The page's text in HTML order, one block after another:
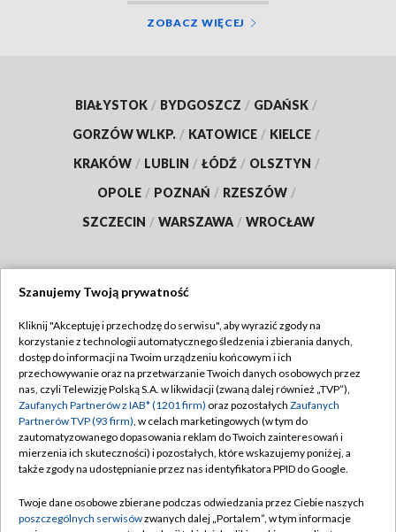
ZOBACZ WIĘCEJ
BIAŁYSTOK / BYDGOSZCZ / GDAŃSK /
GORZÓW WLKP. / KATOWICE / KIELCE /
KRAKÓW / LUBLIN / ŁÓDŹ / OLSZTYN /
OPOLE / POZNAŃ / RZESZÓW /
SZCZECIN / WARSZAWA / WROCŁAW
TVP
Abonament TVP
Emisja w TVP
Centrum informacji TVP
Naziemna Telewizja Cyfrowa
Rada Programowa
Regulamin TVP
Polityka prywatności
Moje zgody
Pomoc
Kontakt
Szanujemy Twoją prywatność
Kliknij "Akceptuję i przechodzę do serwisu", aby wyrazić zgody na
korzystanie z technologii automatycznego śledzenia i zbierania danych,
dostęp do informacji na Twoim urządzeniu końcowym i ich
przechowywanie oraz na przetwarzanie Twoich danych osobowych przez
nas, czyli Telewizję Polską S.A. w likwidacji (zwaną dalej również „TVP”),
Zaufanych Partnerów z IAB* (1201 firm) oraz pozostałych Zaufanych
Partnerów TVP (93 firm), w celach marketingowych (w tym do
zautomatyzowanego dopasowania reklam do Twoich zainteresowań i
mierzenia ich skuteczności) i pozostałych, które wskazujemy poniżej, a
także zgody na udostępnianie przez nas identyfikatora PPID do Google.
Twoje dane osobowe zbierane podczas odwiedzania przez Ciebie naszych
poszczególnych serwisówzwanych dalej „Portalem”, w tym informacje